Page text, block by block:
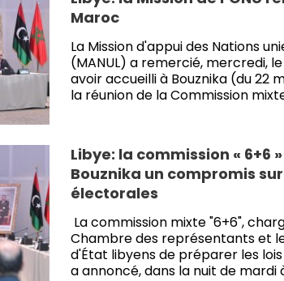
Maroc
La Mission d'appui des Nations
(MANUL) a remercié, mercredi,
avoir accueilli à Bouznika (du 22
la réunion de la Commission
Libye: la commission « 6+6
Bouznika un compromis
électorales
La commission mixte "6+6",
Chambre des représentants et
d'État libyens de préparer les
a annoncé, dans la nuit de mardi